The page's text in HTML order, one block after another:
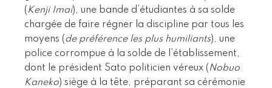
( Kenji Imai), une bande d’étudiantes à sa solde
chargée de faire régner la discipline par tous les
moyens (de préférence les plus humiliants), une
police corrompue à la solde de l’établissement,
dont le président Sato politicien véreux ( Nobuo
Kaneko) siège à la tête, préparant sa cérémonie